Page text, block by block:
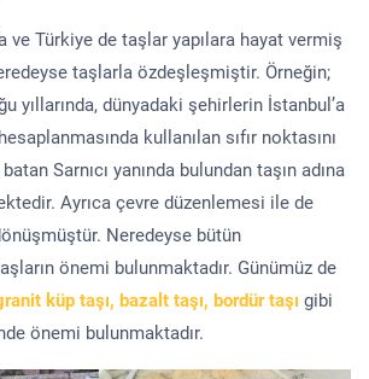
ve Türkiye de taşlar yapılara hayat vermiş
taşlarla özdeşleşmiştir. Örneğin;
yıllarında, dünyadaki şehirlerin İstanbul’a
kullanılan sıfır noktasını
Sarnıcı yanında bulundan taşın adına
Ayrıca çevre düzenlemesi ile de
Neredeyse bütün
önemi bulunmaktadır. Günümüz de
küp taşı, bazalt taşı, bordür taşı gibi
önemi bulunmaktadır.